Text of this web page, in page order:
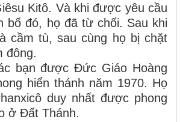
Kitô. Và khi được yêu cầu
bố đó, họ đã từ chối. Sau khi
cầm tù, sau cùng họ bị chặt
đông.
bạn được Đức Giáo Hoàng
hiển thánh năm 1970. Họ
duy nhất được phong
ở Ðất Thánh.